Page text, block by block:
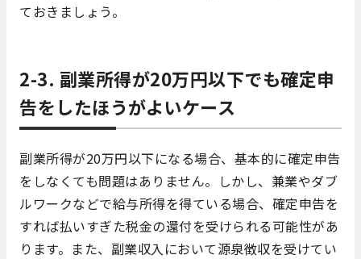
ておきましょう。
2-3. 副業所得が20万円以下でも確定申
告をしたほうがよいケース
副業所得が20万円以下になる場合、基本的に確定申告
をしなくても問題はありません。しかし、兼業やダブ
ルワークなどで給与所得を得ている場合、確定申告を
すれば払いすぎた税金の還付を受けられる可能性があ
ります。また、副業収入において源泉徴収を受けてい